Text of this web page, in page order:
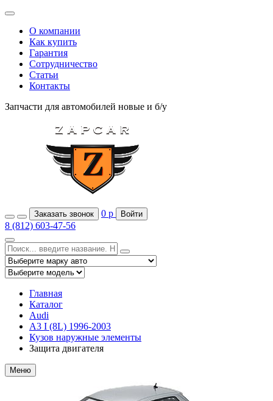
О компании
Как купить
Гарантия
Сотрудничество
Статьи
Контакты
Запчасти для автомобилей новые и б/у
Заказать звонок 0 р Войти
8 (812) 603-47-56
Главная
Каталог
Audi
A3 I (8L) 1996-2003
Кузов наружные элементы
Защита двигателя
Меню